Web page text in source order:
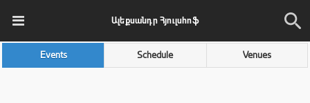
Ալեքսանդր Հյուլսհոֆ
Events Schedule Venues